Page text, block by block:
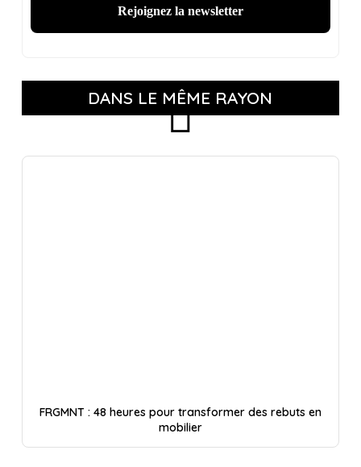
DANS LE MÊME RAYON
FRGMNT : 48 heures pour transformer des rebuts en
mobilier